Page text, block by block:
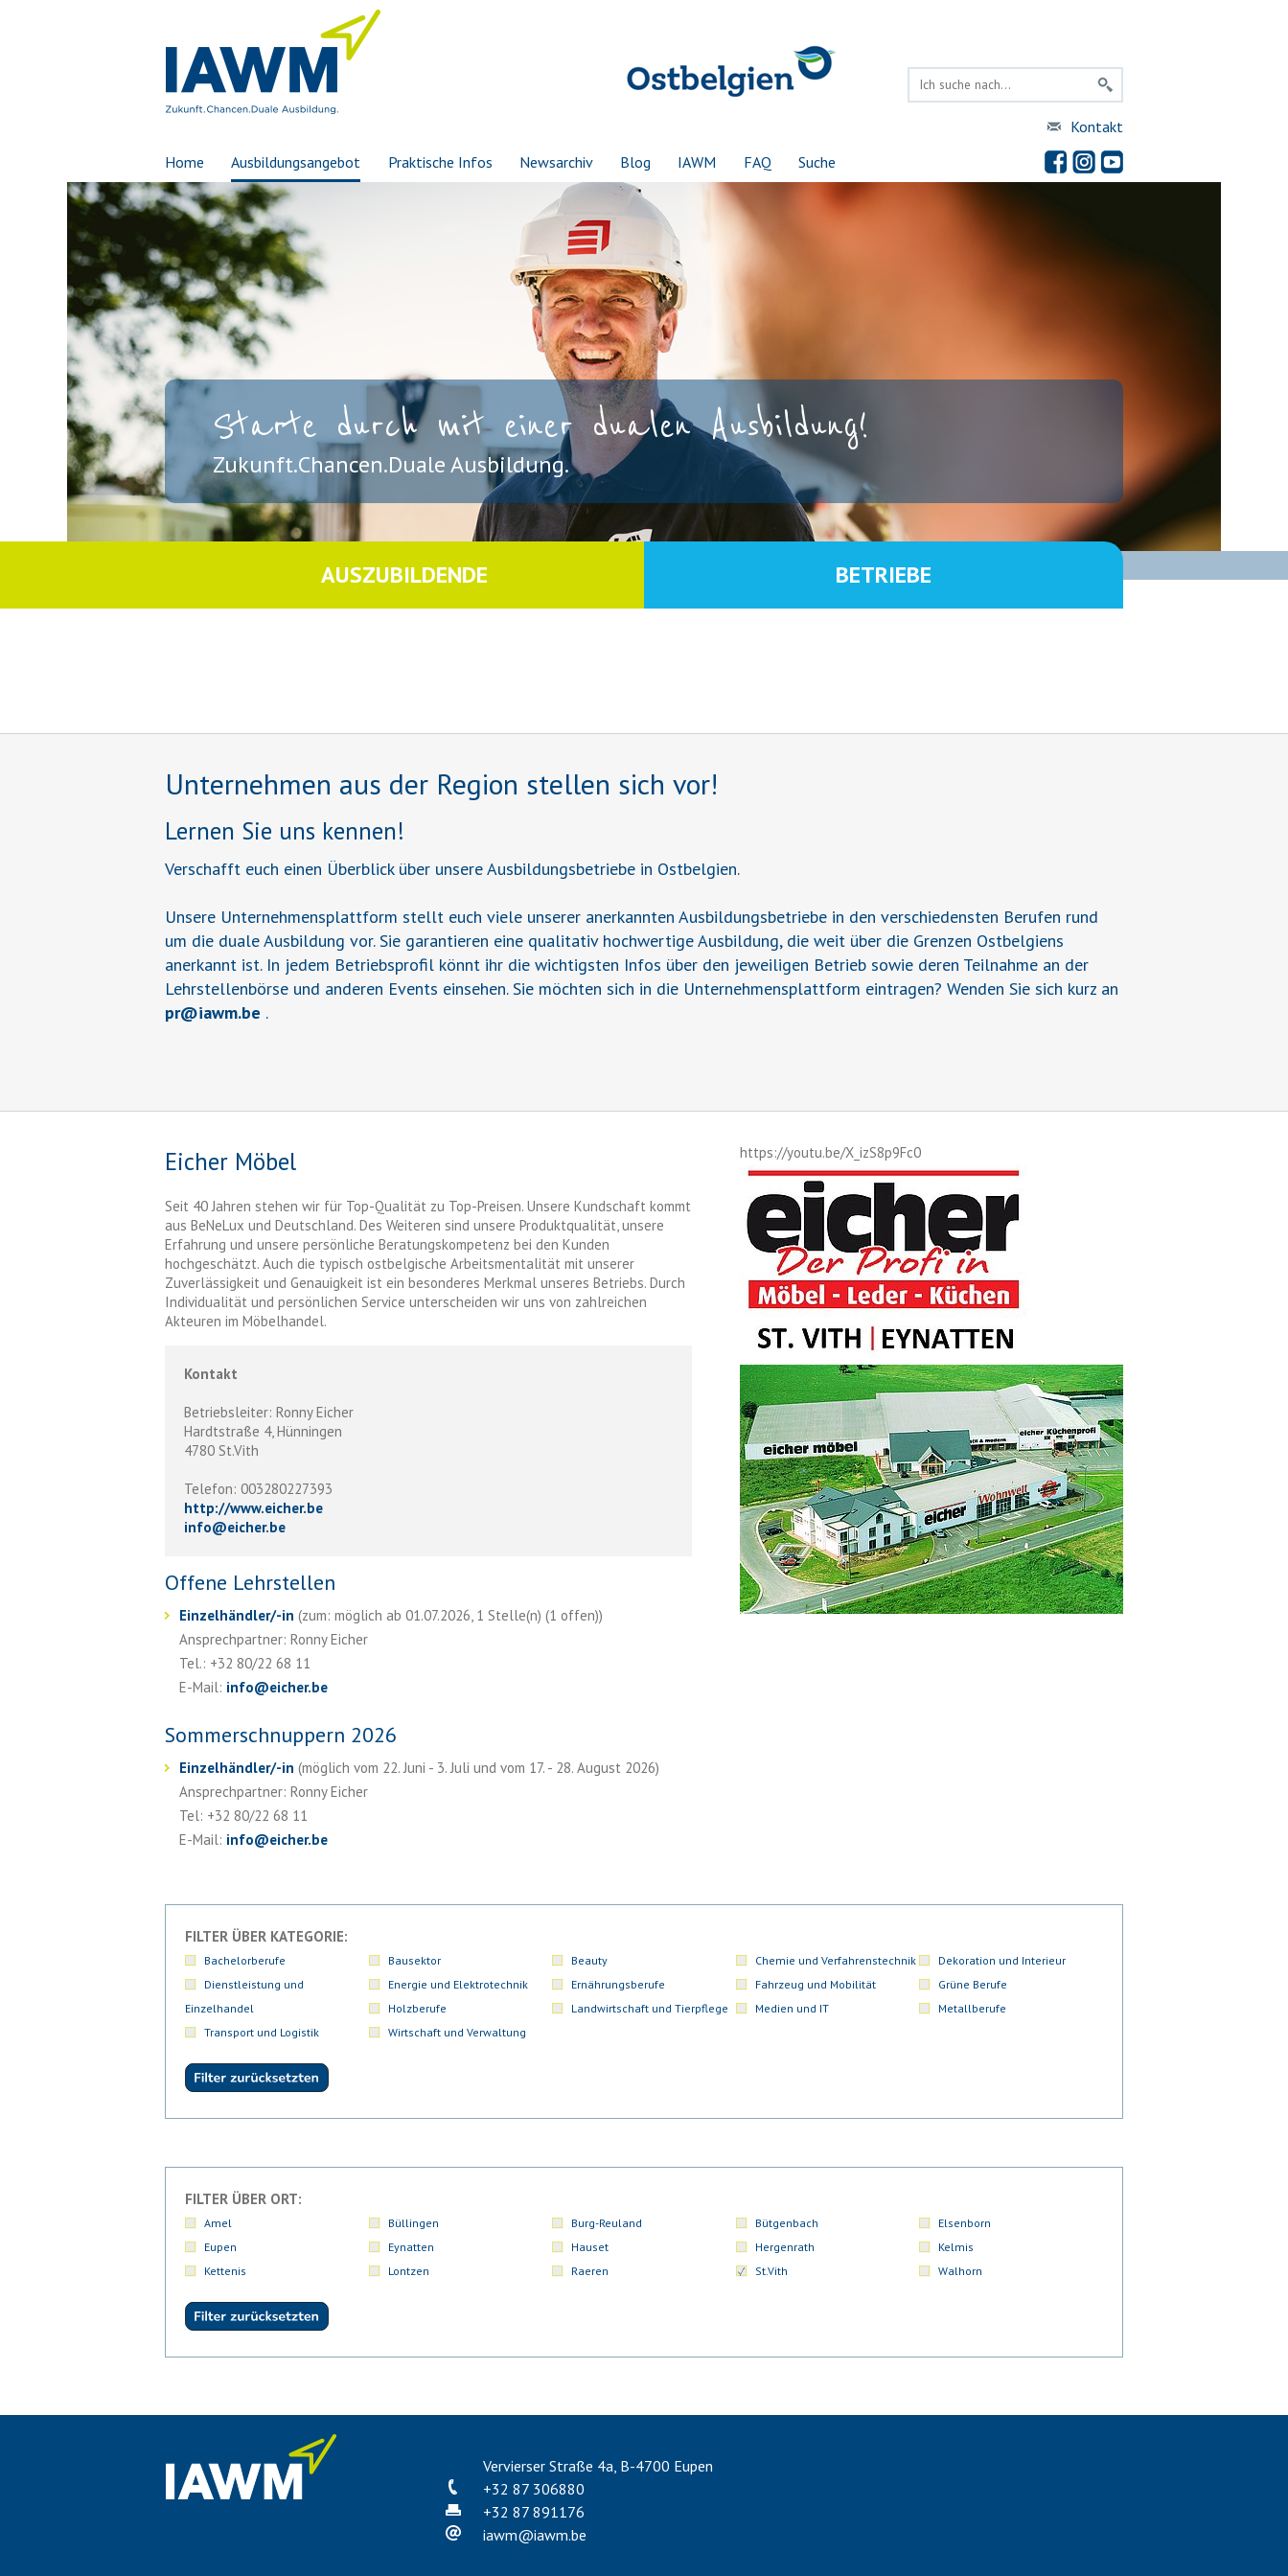
Home Ausbildungsangebot Praktische Infos Newsarchiv Blog IAWM FAQ Suche
Kontakt
Starte durch mit einer dualen Ausbildung!
Zukunft.Chancen.Duale Ausbildung.
AUSZUBILDENDE BETRIEBE
Unternehmen aus der Region stellen sich vor!
Lernen Sie uns kennen!
Verschafft euch einen Überblick über unsere Ausbildungsbetriebe in Ostbelgien.
Unsere Unternehmensplattform stellt euch viele unserer anerkannten Ausbildungsbetriebe in den verschiedensten Berufen rund
um die duale Ausbildung vor. Sie garantieren eine qualitativ hochwertige Ausbildung, die weit über die Grenzen Ostbelgiens
anerkannt ist. In jedem Betriebsprofil könnt ihr die wichtigsten Infos über den jeweiligen Betrieb sowie deren Teilnahme an der
Lehrstellenbörse und anderen Events einsehen. Sie möchten sich in die Unternehmensplattform eintragen? Wenden Sie sich kurz an
pr@iawm.be .
Eicher Möbel
Seit 40 Jahren stehen wir für Top-Qualität zu Top-Preisen. Unsere Kundschaft kommt
aus BeNeLux und Deutschland. Des Weiteren sind unsere Produktqualität, unsere
Erfahrung und unsere persönliche Beratungskompetenz bei den Kunden
hochgeschätzt. Auch die typisch ostbelgische Arbeitsmentalität mit unserer
Zuverlässigkeit und Genauigkeit ist ein besonderes Merkmal unseres Betriebs. Durch
Individualität und persönlichen Service unterscheiden wir uns von zahlreichen
Akteuren im Möbelhandel.
Kontakt
Betriebsleiter: Ronny Eicher
Hardtstraße 4, Hünningen
4780 St.Vith
Telefon: 003280227393
http://www.eicher.be
info@eicher.be
Offene Lehrstellen
Einzelhändler/-in (zum: möglich ab 01.07.2026, 1 Stelle(n) (1 offen))
Ansprechpartner: Ronny Eicher
Tel.: +32 80/22 68 11
E-Mail: info@eicher.be
Sommerschnuppern 2026
Einzelhändler/-in (möglich vom 22. Juni - 3. Juli und vom 17. - 28. August 2026)
Ansprechpartner: Ronny Eicher
Tel: +32 80/22 68 11
E-Mail: info@eicher.be
https://youtu.be/X_izS8p9Fc0
FILTER ÜBER KATEGORIE:
Bachelorberufe Bausektor Beauty Chemie und Verfahrenstechnik
Dekoration und Interieur
Dienstleistung und
Einzelhandel
Energie und Elektrotechnik Ernährungsberufe Fahrzeug und Mobilität
Grüne Berufe
Holzberufe
Landwirtschaft und Tierpflege Medien und IT
Metallberufe
Transport und Logistik
Wirtschaft und Verwaltung
FILTER ÜBER ORT:
Amel Büllingen Burg-Reuland Bütgenbach
Elsenborn
Eupen
Eynatten Hauset Hergenrath
Kelmis
Kettenis
Lontzen Raeren St.Vith Walhorn
Vervierser Straße 4a, B-4700 Eupen
+32 87 306880
+32 87 891176
iawm@iawm.be